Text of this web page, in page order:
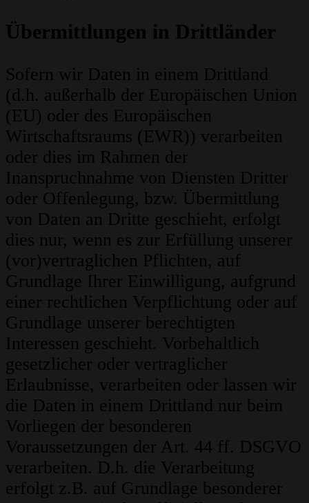
Übermittlungen in Drittländer
Sofern wir Daten in einem Drittland
(d.h. außerhalb der Europäischen Union
(EU) oder des Europäischen
Wirtschaftsraums (EWR)) verarbeiten
oder dies im Rahmen der
Inanspruchnahme von Diensten Dritter
oder Offenlegung, bzw. Übermittlung
von Daten an Dritte geschieht, erfolgt
dies nur, wenn es zur Erfüllung unserer
(vor)vertraglichen Pflichten, auf
Grundlage Ihrer Einwilligung, aufgrund
einer rechtlichen Verpflichtung oder auf
Grundlage unserer berechtigten
Interessen geschieht. Vorbehaltlich
gesetzlicher oder vertraglicher
Erlaubnisse, verarbeiten oder lassen wir
die Daten in einem Drittland nur beim
Vorliegen der besonderen
Voraussetzungen der Art. 44 ff. DSGVO
verarbeiten. D.h. die Verarbeitung
erfolgt z.B. auf Grundlage besonderer